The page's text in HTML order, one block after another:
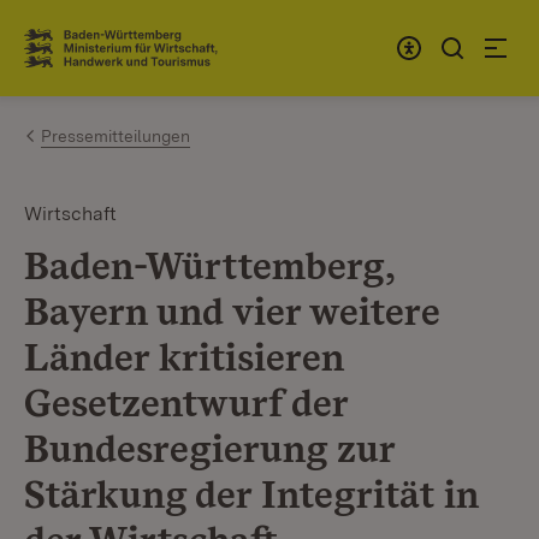
Zum Inhalt springen
Link zur Startseite
Pressemitteilungen
Wirtschaft
Baden-Württemberg,
Bayern und vier weitere
Länder kritisieren
Gesetzentwurf der
Bundesregierung zur
Stärkung der Integrität in